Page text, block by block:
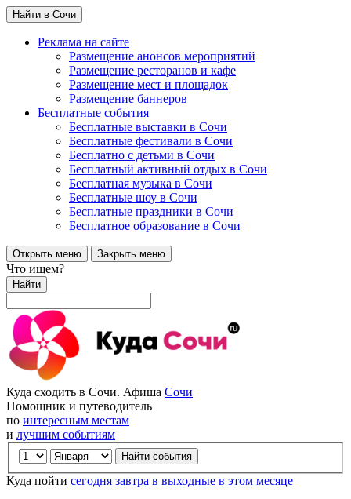
Найти в Сочи
Реклама на сайте
Размещение анонсов мероприятий
Размещение ресторанов и кафе
Размещение мест и площадок
Размещение баннеров
Бесплатные события
Бесплатные выставки в Сочи
Бесплатные фестивали в Сочи
Бесплатно с детьми в Сочи
Бесплатный активный отдых в Сочи
Бесплатная музыка в Сочи
Бесплатные шоу в Сочи
Бесплатные праздники в Сочи
Бесплатное образование в Сочи
Открыть меню Закрыть меню
Что ищем?
Найти
Куда сходить в Сочи. Афиша Сочи
Помощник и путеводитель
по интересным местам
и лучшим событиям
Куда пойти сегодня завтра в выходные в этом месяце